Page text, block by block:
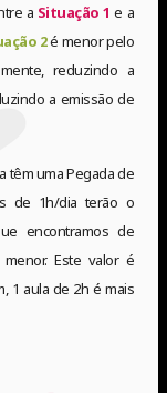
a Situação 1 e a
2é menor pelo
reduzindo a
a emissão de
têm uma Pegada de
de 1h/dia terão o
encontramos de
Este valor é
1 aula de 2h é mais